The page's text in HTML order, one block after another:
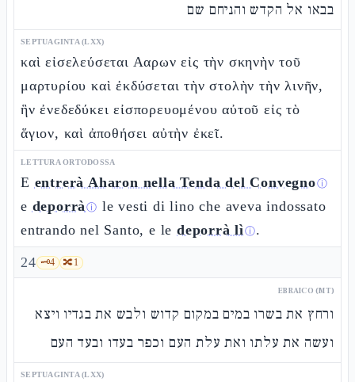
בבאו אל הקדש והניחם שם
SEPTUAGINTA (LXX)
καὶ εἰσελεύσεται Ααρων εἰς τὴν σκηνὴν τοῦ
μαρτυρίου καὶ ἐκδύσεται τὴν στολὴν τὴν λινῆν,
ἣν ἐνεδεδύκει εἰσπορευομένου αὐτοῦ εἰς τὸ
ἅγιον, καὶ ἀποθήσει αὐτὴν ἐκεῖ.
LETTURA ORTODOSSA
E entrerà Aharon nella Tenda del Convegnoⓘ
e deporràⓘ le vesti di lino che aveva indossato
entrando nel Santo, e ledeporrà lìⓘ.
24 🗝️4 🔀1
EBRAICO (MT)
ורחץ את בשרו במים במקום קדוש ולבש את בגדיו ויצא
ועשה את עלתו ואת עלת העם וכפר בעדו ובעד העם
SEPTUAGINTA (LXX)